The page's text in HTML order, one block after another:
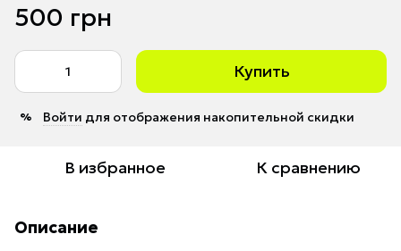
500 грн
Купить
% Войти для отображения накопительной скидки
В избранное К сравнению
Описание